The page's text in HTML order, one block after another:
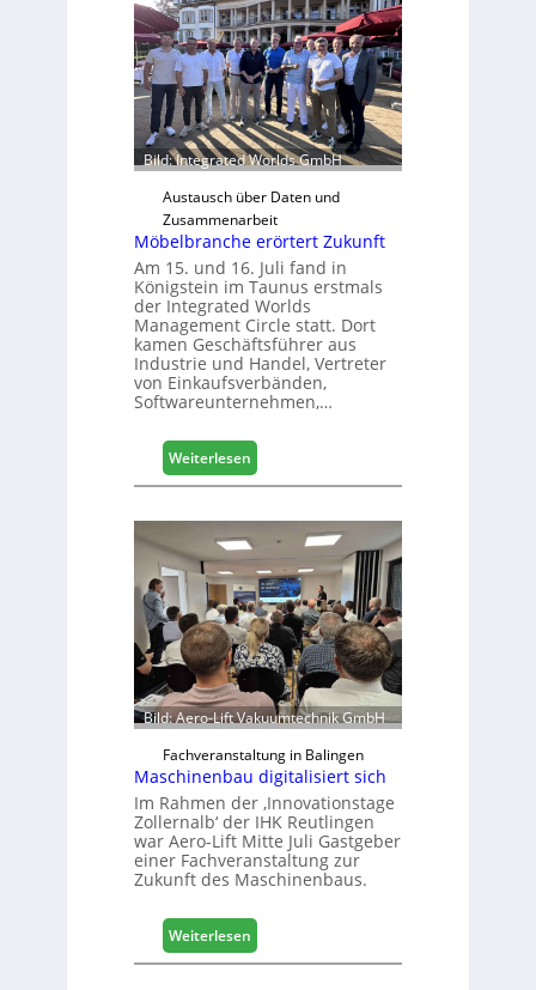
o
l
ä
d
t
z
u
r
H
a
u
m
e
s
s
e
Bild: Integrated Worlds GmbH
Austausch über Daten und
Zusammenarbeit
Möbelbranche erörtert Zukunft
Am 15. und 16. Juli fand in
Königstein im Taunus erstmals
der Integrated Worlds
Management Circle statt. Dort
kamen Geschäftsführer aus
Industrie und Handel, Vertreter
von Einkaufsverbänden,
Softwareunternehmen,…
Weiterlesen:
M
b
e
l
b
r
a
n
h
e
e
r
ö
r
t
e
r
Z
u
Bild: Aero-Lift Vakuumtechnik GmbH
Fachveranstaltung in Balingen
Maschinenbau digitalisiert sich
Im Rahmen der ‚Innovationstage
Zollernalb‘ der IHK Reutlingen
war Aero-Lift Mitte Juli Gastgeber
einer Fachveranstaltung zur
Zukunft des Maschinenbaus.
Weiterlesen:
M